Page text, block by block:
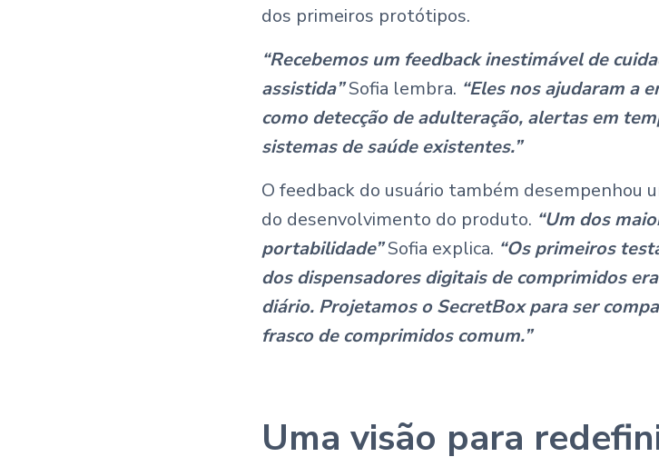
dos primeiros protótipos.
“Recebemos um feedback inestimável de
assistida”Sofia lembra. “Eles nos ajudaram a
como detecção de adulteração, alertas em
sistemas de saúde existentes.”
O feedback do usuário também desempenhou
do desenvolvimento do produto. “Um dos
portabilidade”Sofia explica. “Os primeiros
dos dispensadores digitais de comprimidos
diário. Projetamos o SecretBox para ser
frasco de comprimidos comum.”
Uma visão para